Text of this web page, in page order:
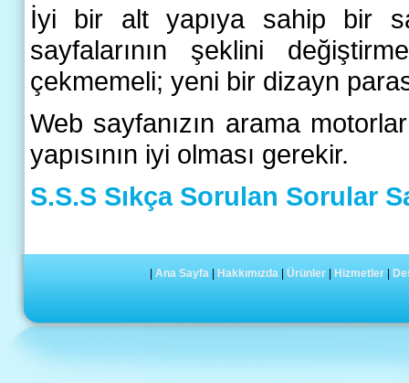
İyi bir alt yapıya sahip bir
sayfalarının şeklini
çekmemeli; yeni bir dizayn
Web sayfanızın arama
yapısının iyi olması gerekir.
S.S.S Sıkça Sorulan Sorular
|Ana Sayfa Hakkımızda |Ürünler Hizmetler